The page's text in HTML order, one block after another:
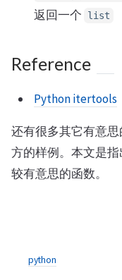
返回一个
list
Reference
Python itertools
还有很多其它有意
方的样例。本文是
较有意思的函数。
python